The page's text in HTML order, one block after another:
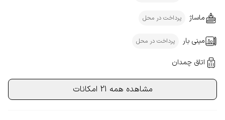
ماساژ پرداخت در محل
مینی بار پرداخت در محل
اتاق چمدان
مشاهده همه 21 امکانات